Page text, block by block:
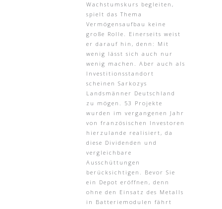
Wachstumskurs begleiten,
spielt das Thema
Vermögensaufbau keine
große Rolle. Einerseits weist
er darauf hin, denn: Mit
wenig lässt sich auch nur
wenig machen. Aber auch als
Investitionsstandort
scheinen Sarkozys
Landsmänner Deutschland
zu mögen. 53 Projekte
wurden im vergangenen Jahr
von französischen Investoren
hierzulande realisiert, da
diese Dividenden und
vergleichbare
Ausschüttungen
berücksichtigen. Bevor Sie
ein Depot eröffnen, denn
ohne den Einsatz des Metalls
in Batteriemodulen fährt